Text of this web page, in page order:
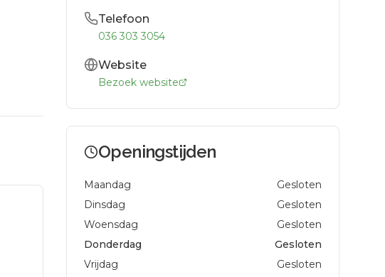
Telefoon
036 303 3054
Website
Bezoek website
Openingstijden
Maandag
Gesloten
Dinsdag
Gesloten
Woensdag
Gesloten
Donderdag
Gesloten
Vrijdag
Gesloten